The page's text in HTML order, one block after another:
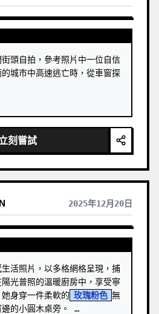
街頭自拍，參考照片中一位自信
城市中高速逃亡時，從車窗探
，手持手機」
仰」
皮」
然的皮膚紋理，毛孔可見，有
刻嘗試
2025年12月20日
活照片，以多格網格呈現，捕
光普照的溫暖廚房中，享受寧
身穿一件柔軟的 玫瑰粉色 無
的小圓木桌旁。 …